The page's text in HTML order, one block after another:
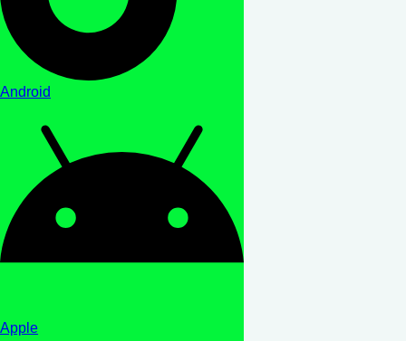
Android
Apple